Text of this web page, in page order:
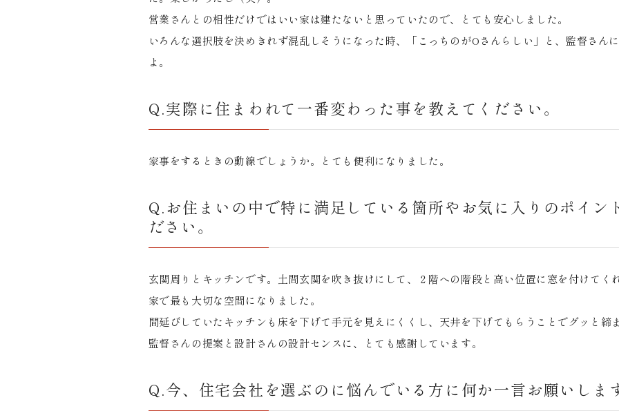
営業さんとの相性だけではいい家は建たないと思っていたので、とても安心しました。
いろんな選択肢を決めきれず混乱しそうになった時、「こっちのがOさんらしい」と、監督さん
よ。
Q.実際に住まわれて一番変わった事を教えてください。
家事をするときの動線でしょうか。とても便利になりました。
Q.お住まいの中で特に満足している箇所やお気に入りのポイン
ださい。
玄関周りとキッチンです。土間玄関を吹き抜けにして、２階への階段と高い位置に窓を付けてく
家で最も大切な空間になりました。
間延びしていたキッチンも床を下げて手元を見えにくくし、天井を下げてもらうことでグッと締
監督さんの提案と設計さんの設計センスに、とても感謝しています。
Q.今、住宅会社を選ぶのに悩んでいる方に何か一言お願いします